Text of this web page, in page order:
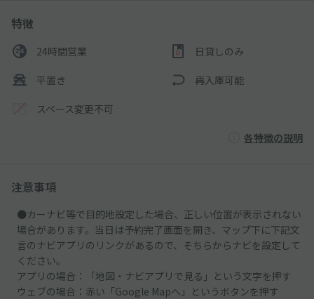
特徴
24時間営業 日貸しのみ
平置き 再入庫可能
スペース変更不可
各特徴の説明
注意事項
●カーナビ等で目的地設定した場合、正しい位置が表示されない
場合があります。当日は予約完了画面を開き、マップ下に下記文
言のナビアプリのリンクがあるので、そちらからナビを設定して
ください。
アプリの場合：「地図・ナビアプリで見る」という文字を押す
ウェブの場合：赤い「Google Mapへ」というボタンを押す